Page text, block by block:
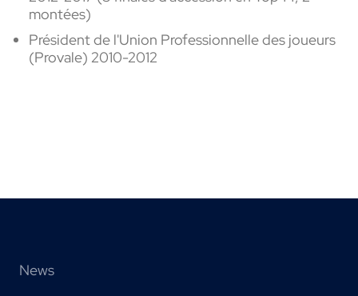
montées)
Président de l'Union Professionnelle des joueurs
(Provale) 2010-2012
News